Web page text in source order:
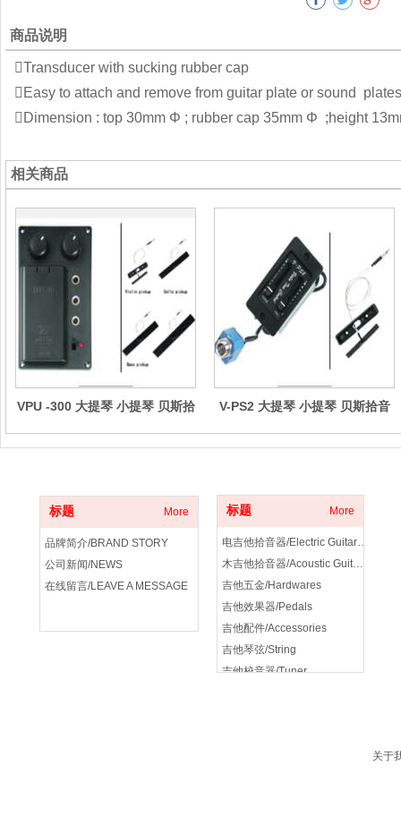
商品说明
Transducer with sucking rubber cap
Easy to attach and remove from guitar plate or sound
Dimension : top 30mm Φ ; rubber cap 35mm Φ ;height
相关商品
VPU -300 大提琴 小提琴 贝斯拾
V-PS2 大提琴 小提琴 贝斯拾音
标题 More
品牌简介/BRAND STORY
公司新闻/NEWS
在线留言/LEAVE A MESSAGE
标题 More
电吉他拾音器/Electric Guitar Pickup
木吉他拾音器/Acoustic Guitar Pickup
吉他五金/Hardwares
吉他效果器/Pedals
吉他配件/Accessories
吉他琴弦/String
吉他校音器/Tuner
关于